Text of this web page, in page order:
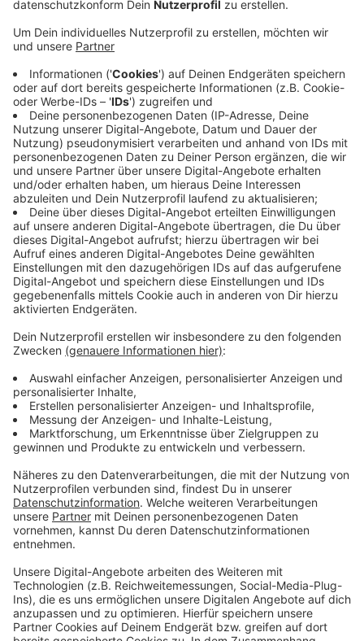
Hälfte der Rückkehrer aus Risikogebieten freiwillig
testen lassen. Dabei war einer aus 40 infiziert.
Wo kann ich mich testen lassen?
Anzeige
Testmöglichkeiten gibt es anFlughäfen, Bahnhöfen
und anderen Reiseknotenpunktengeben. Zusätzlich
kann man sich in Gesundheitsämtern oder Arztpraxen
testen lassen. Hier gibt es aber laut
Bundesgesundheitsministerium noch Probleme bei der
Umsetzung der neuen Verordnung, so dass tatsächlich
viele Ärzte und Gesundheitsämter den Test noch nicht
kostenlos umsetzten können. Teststellen kann man
zudem unter der ärztlichen Servicenummer 116 117
erfragen.
Anzeige
Gilt der Gratis-Test nur für Rückkehrer aus
Risikogebieten?
Anzeige
Nein. Alle Urlaubsrückkehrer können sich kostenlos
testen lassen. Zusätzlich gilt in NRW aber für
Einreisende aus Risikoländern ab dem 10.08. eine
Testpflicht. Zu Risikogebieten zählen etwa die USA,